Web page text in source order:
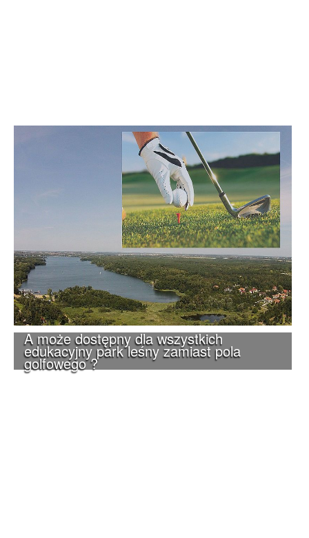
A może dostępny dla wszystkich
edukacyjny park leśny zamiast pola
golfowego ?